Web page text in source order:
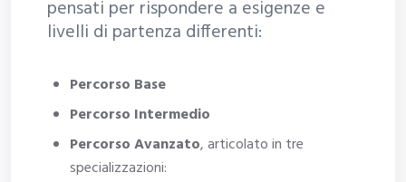
pensati per rispondere a esigenze e
livelli di partenza differenti:
Percorso Base
Percorso Intermedio
Percorso Avanzato, articolato in tre
specializzazioni: